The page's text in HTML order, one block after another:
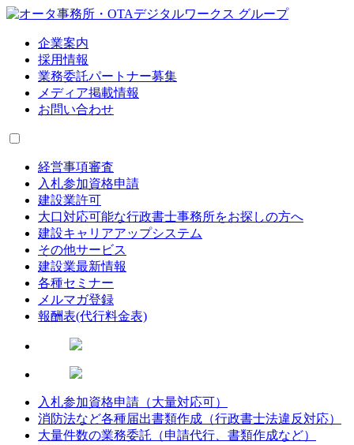
企業案内
採用情報
業務委託パートナー募集
メディア掲載情報
お問い合わせ
経営事項審査
入札参加資格申請
建設業許可
大口対応可能な行政書士事務所をお探しの方へ
建設キャリアアップシステム
その他サービス
建設業最新情報
各種セミナー
メルマガ登録
報酬表(代行料金表)
入札参加資格申請（大量対応可）
消防法など各種届出書類作成（行政書士法違反対応）
大量件数の業務委託（申請代行、書類作成など）